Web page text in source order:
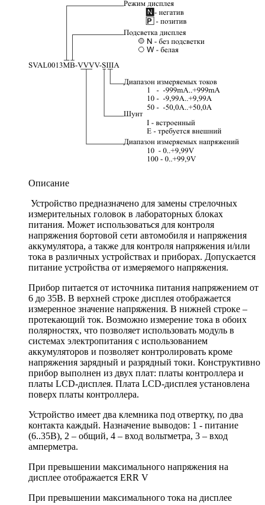
Описание
Устройство предназначено для замены стрелочных
измерительных головок в лабораторных блоках
питания. Может использоваться для контроля
напряжения бортовой сети автомобиля и напряжения
аккумулятора, а также для контроля напряжения и/или
тока в различных устройствах и приборах. Допускается
питание устройства от измеряемого напряжения.
Прибор питается от источника питания напряжением от
6 до 35В. В верхней строке дисплея отображается
измеренное значение напряжения. В нижней строке –
протекающий ток. Возможно измерение тока в обоих
полярностях, что позволяет использовать модуль в
системах электропитания с использованием
аккумуляторов и позволяет контролировать кроме
напряжения зарядный и разрядный токи. Конструктивно
прибор выполнен из двух плат: платы контроллера и
платы LCD-дисплея. Плата LCD-дисплея установлена
поверх платы контроллера.
Устройство имеет два клемника под отвертку, по два
контакта каждый. Назначение выводов: 1 - питание
(6..35В), 2 – общий, 4 – вход вольтметра, 3 – вход
амперметра.
При превышении максимального напряжения на
дисплее отображается ERR V
При превышении максимального тока на дисплее